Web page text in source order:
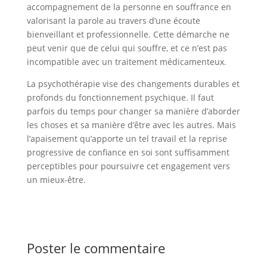
accompagnement de la personne en souffrance en
valorisant la parole au travers d’une écoute
bienveillant et professionnelle. Cette démarche ne
peut venir que de celui qui souffre, et ce n’est pas
incompatible avec un traitement médicamenteux.
La psychothérapie vise des changements durables et
profonds du fonctionnement psychique. Il faut
parfois du temps pour changer sa manière d’aborder
les choses et sa manière d’être avec les autres. Mais
l’apaisement qu’apporte un tel travail et la reprise
progressive de confiance en soi sont suffisamment
perceptibles pour poursuivre cet engagement vers
un mieux-être.
Poster le commentaire